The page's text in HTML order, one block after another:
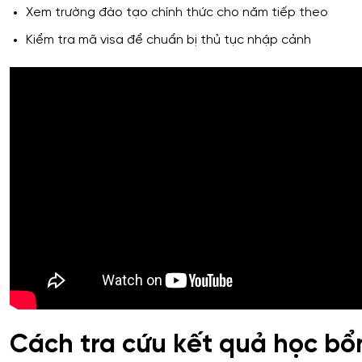
Xem trường đào tạo chính thức cho năm tiếp theo
Kiểm tra mã visa để chuẩn bị thủ tục nhập cảnh
Cách tra cứu kết quả học